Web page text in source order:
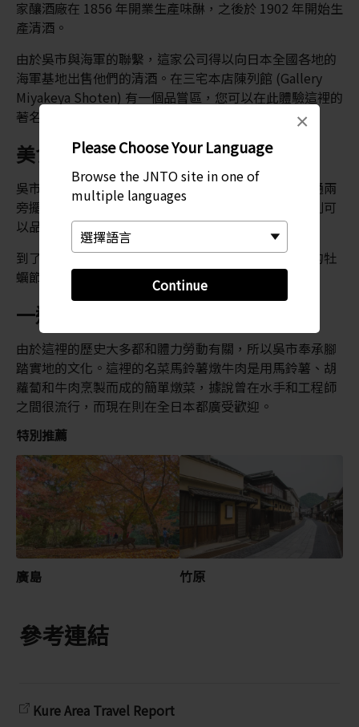
Please Choose Your Language
Browse the JNTO site in one of
multiple languages
Continue
×
家釀酒廠在 1856 年開業生產味醂，之後於 1902 年開始生
產清酒。
由於吳市與海軍的聯繫，這家公司得以向日本全國各地的
海軍基地出售他們的清酒。在三宅本店陳列館 (Gallery
Miyakeya Shoten) 有一個品嘗區，您可以在此體驗這裡的
著名佳釀。
美食和節慶
吳市不乏各種節慶活動，在十一月的美食節上，蔵本通兩
旁擺滿了出售當地特產的攤販；在四月的港口節上，則可
以品嘗當地美食並觀看遊艇比賽。
到了八月，海灣會被煙火照亮，而每年二月中央公園的牡
蠣節，則是海鮮愛好者的絕佳之選。
一道廣受喜愛的家常菜的發源地
由於這裡的歷史大多都和體力勞動有關，所以吳市奉承腳
踏實地的文化。這裡的名菜馬鈴薯燉牛肉是用馬鈴薯、胡
蘿蔔和牛肉烹製而成的簡單燉菜，據說曾在水手和工程師
之間很流行，而現在則在全日本都廣受歡迎。
特別推薦
廣島 竹原
參考連結
Kure Area Travel Report